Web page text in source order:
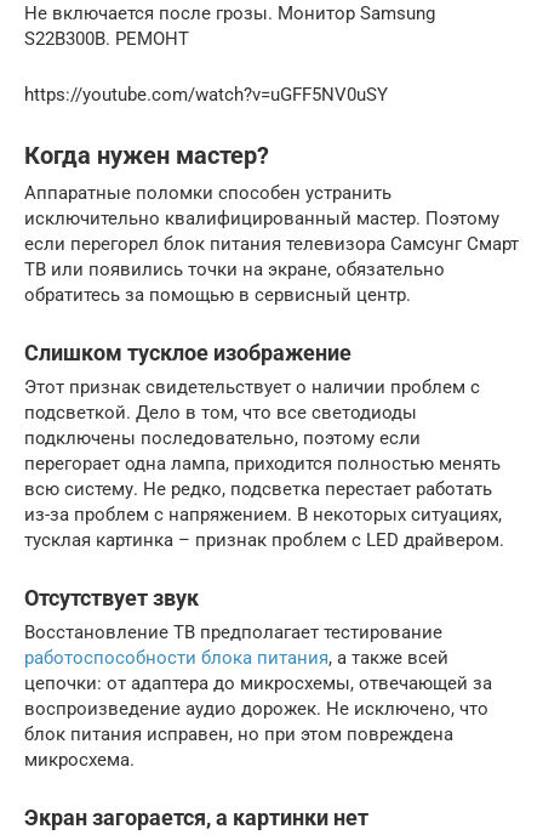
Не включается после грозы. Монитор Samsung
S22B300B. РЕМОНТ
https://youtube.com/watch?v=uGFF5NV0uSY
Когда нужен мастер?
Аппаратные поломки способен устранить
исключительно квалифицированный мастер. Поэтому
если перегорел блок питания телевизора Самсунг Смарт
ТВ или появились точки на экране, обязательно
обратитесь за помощью в сервисный центр.
Слишком тусклое изображение
Этот признак свидетельствует о наличии проблем с
подсветкой. Дело в том, что все светодиоды
подключены последовательно, поэтому если
перегорает одна лампа, приходится полностью менять
всю систему. Не редко, подсветка перестает работать
из-за проблем с напряжением. В некоторых ситуациях,
тусклая картинка – признак проблем с LED драйвером.
Отсутствует звук
Восстановление ТВ предполагает тестирование
работоспособности блока питания, а также всей
цепочки: от адаптера до микросхемы, отвечающей за
воспроизведение аудио дорожек. Не исключено, что
блок питания исправен, но при этом повреждена
микросхема.
Экран загорается, а картинки нет